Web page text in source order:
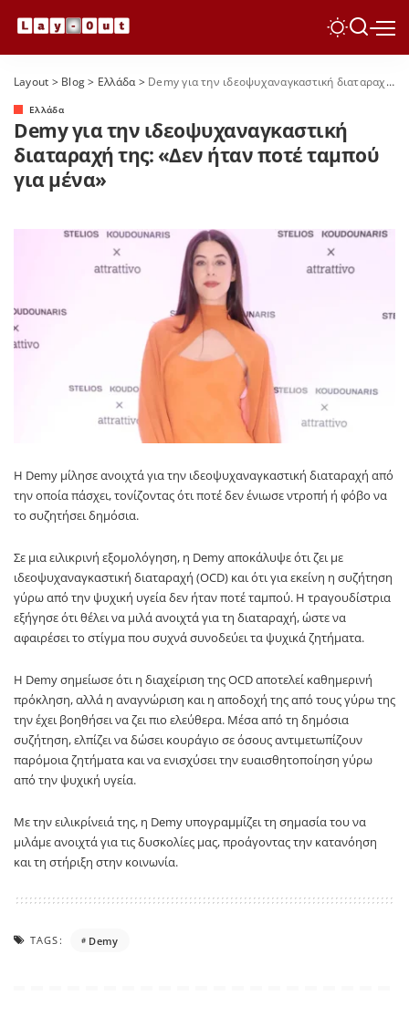
Layout > Blog> Ελλάδα> Demy για την ιδεοψυχαναγκαστική διαταραχή της: «Δεν ήταν ποτέ ταμπού για μένα»
Ελλάδα
Demy για την ιδεοψυχαναγκαστική
διαταραχή της: «Δεν ήταν ποτέ ταμπού
για μένα»
Η Demy μίλησε ανοιχτά για την ιδεοψυχαναγκαστική διαταραχή από
την οποία πάσχει, τονίζοντας ότι ποτέ δεν ένιωσε ντροπή ή φόβο να
το συζητήσει δημόσια.
Σε μια ειλικρινή εξομολόγηση, η Demyαποκάλυψε ότι ζει με
ιδεοψυχαναγκαστική διαταραχή (OCD) και ότι για εκείνη η συζήτηση
γύρω από την ψυχική υγεία δεν ήταν ποτέ ταμπού. Η τραγουδίστρια
εξήγησε ότι θέλει να μιλά ανοιχτά για τη διαταραχή, ώστε να
αφαιρέσει το στίγμα που συχνά συνοδεύει τα ψυχικά ζητήματα.
Η Demyσημείωσε ότι η διαχείριση της OCD αποτελεί καθημερινή
πρόκληση, αλλά η αναγνώριση και η αποδοχή της από τους γύρω της
την έχει βοηθήσει να ζει πιο ελεύθερα. Μέσα από τη δημόσια
συζήτηση, ελπίζει να δώσει κουράγιο σε όσους αντιμετωπίζουν
παρόμοια ζητήματα και να ενισχύσει την ευαισθητοποίηση γύρω
από την ψυχική υγεία.
Με την ειλικρίνειά της, η Demy υπογραμμίζει τη σημασία του να
μιλάμε ανοιχτά για τις δυσκολίες μας, προάγοντας την κατανόηση
και τη στήριξη στην κοινωνία.
TAGS: Demy